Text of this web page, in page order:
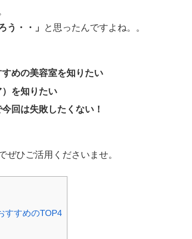
う・・」
と思ったんですよね。。
めの美容室を知りたい
を知りたい
回は失敗したくない！
ひご活用くださいませ。
すすめのTOP4